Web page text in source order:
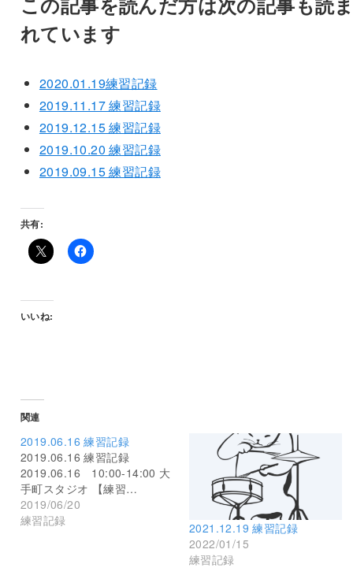
れています
2020.01.19練習記録
2019.11.17 練習記録
2019.12.15 練習記録
2019.10.20 練習記録
2019.09.15 練習記録
共有:
いいね:
関連
2019.06.16 練習記録
2019.06.16 練習記録
2019.06.16 10:00-14:00 大
手町スタジオ 【練習…
2019/06/20
練習記録
2021.12.19 練習記録
2022/01/15
練習記録